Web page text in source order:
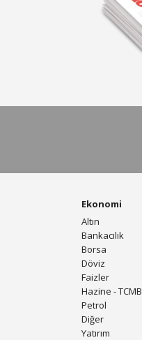
Ekonomi
Altın
Bankacılık
Borsa
Döviz
Faizler
Hazine - TCMB
Petrol
Diğer
Yatırım